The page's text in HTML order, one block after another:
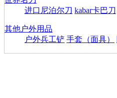
进口尼泊尔刀 kabar卡巴刀
其他户外用品
户外兵工铲 手套（面具）